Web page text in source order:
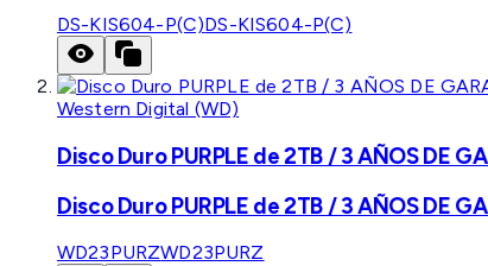
DS-KIS604-P(C)DS-KIS604-P(C)
Western Digital (WD)
Disco Duro PURPLE de 2TB / 3 AÑOS DE
Disco Duro PURPLE de 2TB / 3 AÑOS DE
WD23PURZWD23PURZ